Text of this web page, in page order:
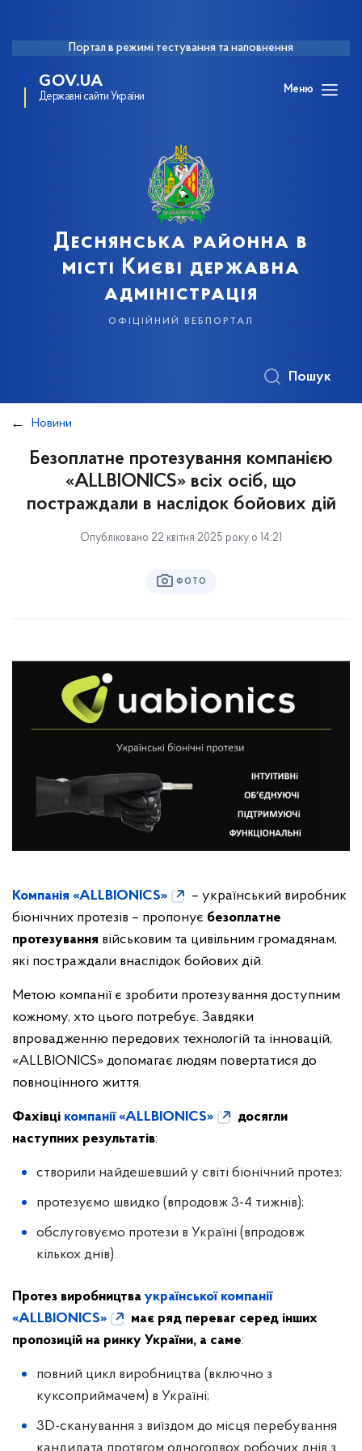
Портал в режимі тестування та наповнення
GOV.UA
Державні сайти України
Меню
Деснянська районна в
місті Києві державна
адміністрація
офіційний вебпортал
Пошук
Новини
Безоплатне протезування компанією
«ALLBIONICS» всіх осіб, що
постраждали в наслідок бойових дій
Опубліковано 22 квітня 2025 року о 14:21
ФОТО
Компанія «ALLBIONICS»
– український виробник
біонічних протезів – пропонує безоплатне
протезування військовим та цивільним громадянам,
які постраждали внаслідок бойових дій.
Метою компанії є зробити протезування доступним
кожному, хто цього потребує. Завдяки
впровадженню передових технологій та інновацій,
«ALLBIONICS» допомагає людям повертатися до
повноцінного життя.
Фахівці компанії «ALLBIONICS»
досягли
наступних результатів:
створили найдешевший у світі біонічний протез;
протезуємо швидко (впродовж 3-4 тижнів);
обслуговуємо протези в Україні (впродовж
кількох днів).
Протез виробництва української компанії
«ALLBIONICS»
має ряд переваг серед інших
пропозицій на ринку України, а саме:
повний цикл виробництва (включно з
куксоприймачем) в Україні;
3D-сканування з виїздом до місця перебування